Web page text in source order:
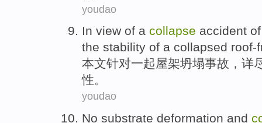
youdao
In view of a collapse accident
the stability of a collapsed roof-
本文针对一起屋架坍塌事故 ，详
性。
youdao
No substrate deformation and